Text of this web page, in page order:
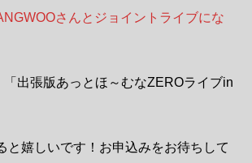
さんとジョイントライブにな
「出張版あっとほ～むなZEROライブin
と嬉しいです！お申込みをお待ちして